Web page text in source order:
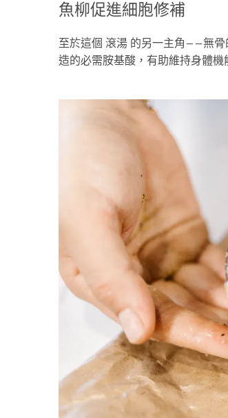
魚柳促進細胞修補
至於這個 滾湯 的另一主角——無
造的必需胺基酸，有助維持身體